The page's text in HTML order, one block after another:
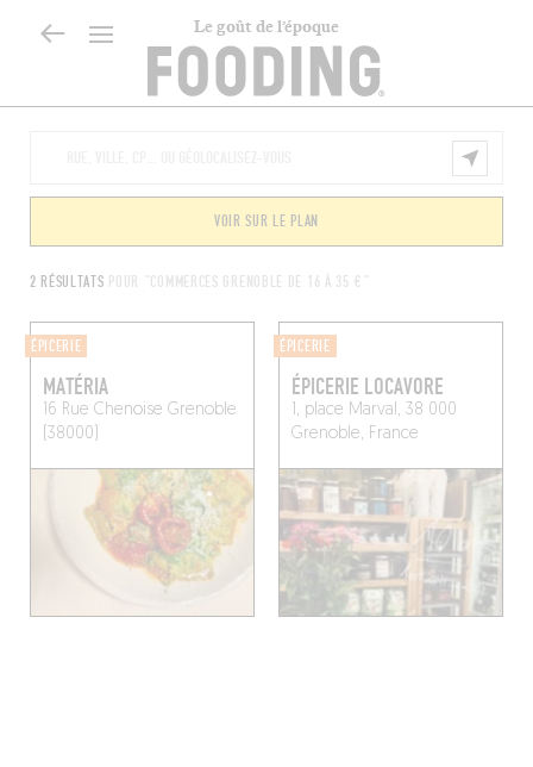
Le goût de l’époque
2 RÉSULTATS POUR "COMMERCES GRENOBLE DE 16 À 35 €"
VOIR SUR LE PLAN
ÉPICERIE
MATÉRIA
16 Rue Chenoise Grenoble
(38000)
ÉPICERIE
ÉPICERIE LOCAVORE
1, place Marval, 38 000
Grenoble, France